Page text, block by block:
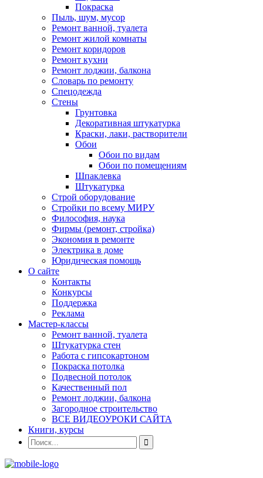
Покраска
Пыль, шум, мусор
Ремонт ванной, туалета
Ремонт жилой комнаты
Ремонт коридоров
Ремонт кухни
Ремонт лоджии, балкона
Словарь по ремонту
Спецодежда
Стены
Грунтовка
Декоративная штукатурка
Краски, лаки, растворители
Обои
Обои по видам
Обои по помещениям
Шпаклевка
Штукатурка
Строй оборудование
Стройки по всему МИРУ
Философия, наука
Фирмы (ремонт, стройка)
Экономия в ремонте
Электрика в доме
Юридическая помощь
О сайте
Контакты
Конкурсы
Поддержка
Реклама
Мастер-классы
Ремонт ванной, туалета
Штукатурка стен
Работа с гипсокартоном
Покраска потолка
Подвесной потолок
Качественный пол
Ремонт лоджии, балкона
Загородное строительство
ВСЕ ВИДЕОУРОКИ САЙТА
Книги, курсы